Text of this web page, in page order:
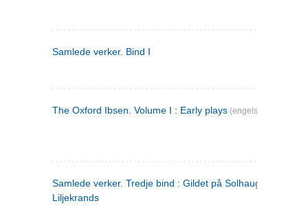
Samlede verker. Bind I
The Oxford Ibsen. Volume I : Early plays (engelsk)
Samlede verker. Tredje bind : Gildet på Solhaug ; Olaf
Liljekrands